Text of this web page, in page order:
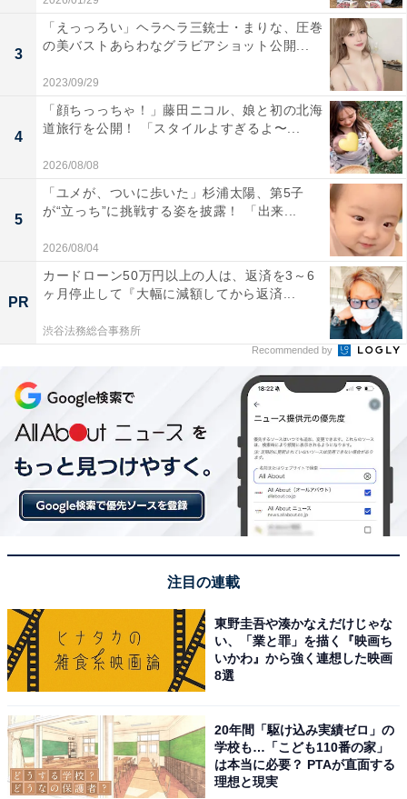
3
「えっっろい」ヘラヘラ三銃士・まりな、圧巻
の美バストあらわなグラビアショット公開...
2023/09/29
4
「顔ちっっちゃ！」藤田ニコル、娘と初の北海
道旅行を公開！ 「スタイルよすぎるよ〜...
2026/08/08
5
「ユメが、ついに歩いた」杉浦太陽、第5子
が“立っち”に挑戦する姿を披露！ 「出来...
2026/08/04
PR
カードローン50万円以上の人は、返済を3～6
ヶ月停止して『大幅に減額してから返済...
渋谷法務総合事務所
Recommended by
注目の連載
東野圭吾や湊かなえだけじゃな
い、「業と罪」を描く『映画ち
いかわ』から強く連想した映画
8選
20年間「駆け込み実績ゼロ」の
学校も…「こども110番の家」
は本当に必要？ PTAが直面する
理想と現実